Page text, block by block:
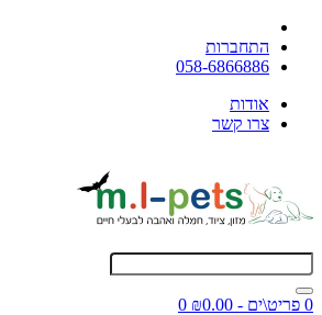
התחברות
058-6866886
אודות
צרו קשר
0 פריט\ים - ₪0.00
0